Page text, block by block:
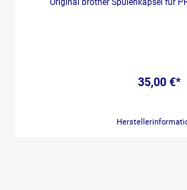
Original brother
35,00 €*